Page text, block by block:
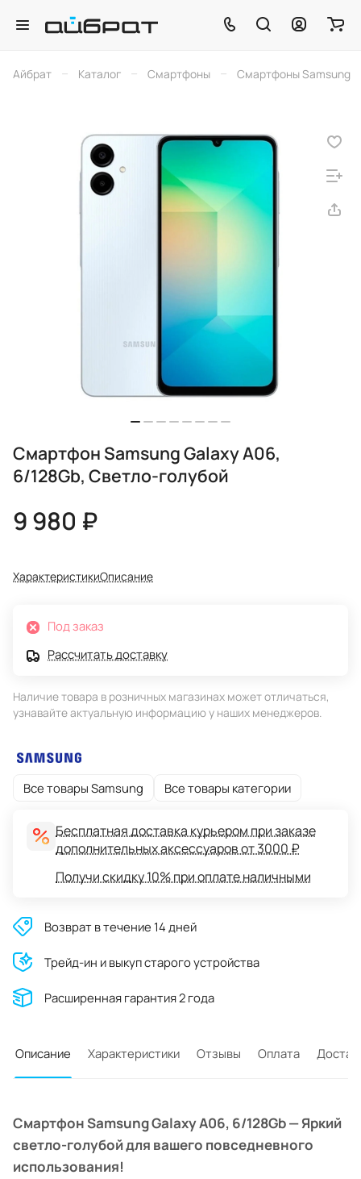
Айбрат – Каталог – Смартфоны – Смартфоны Samsung
Смартфон Samsung Galaxy A06,
6/128Gb, Светло-голубой
9 980 ₽
ХарактеристикиОписание
Под заказ
Рассчитать доставку
Наличие товара в розничных магазинах может отличаться,
узнавайте актуальную информацию у наших менеджеров.
Все товары Samsung Все товары категории
Бесплатная доставка курьером при заказе
дополнительных аксессуаров от 3000 ₽
Получи скидку 10% при оплате наличными
Возврат в течение 14 дней
Трейд-ин и выкуп старого устройства
Расширенная гарантия 2 года
Описание Характеристики Отзывы Оплата
Смартфон Samsung Galaxy A06, 6/128Gb — Яркий
светло-голубой для вашего повседневного
использования!